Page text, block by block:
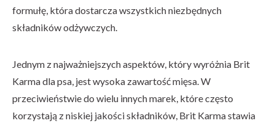
formułę, która dostarcza wszystkich niezbędnych
składników odżywczych.
Jednym z najważniejszych aspektów, który wyróżnia Brit
Karma dla psa, jest wysoka zawartość mięsa. W
przeciwieństwie do wielu innych marek, które często
korzystają z niskiej jakości składników, Brit Karma stawia